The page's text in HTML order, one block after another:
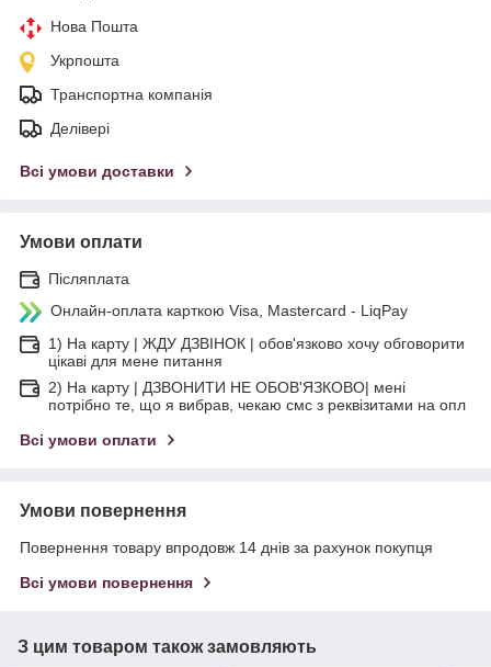
Нова Пошта
Укрпошта
Транспортна компанія
Делівері
Всі умови доставки
Умови оплати
Післяплата
Онлайн-оплата карткою Visa, Mastercard - LiqPay
1) На карту | ЖДУ ДЗВІНОК | обов'язково хочу обговорити
цікаві для мене питання
2) На карту | ДЗВОНИТИ НЕ ОБОВ'ЯЗКОВО| мені
потрібно те, що я вибрав, чекаю смс з реквізитами на опл
Всі умови оплати
Умови повернення
Повернення товару впродовж 14 днів за рахунок покупця
Всі умови повернення
З цим товаром також замовляють